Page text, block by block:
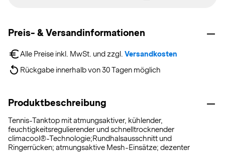
Preis- & Versandinformationen
Alle Preise inkl. MwSt. und zzgl. Versandkosten
Rückgabe innerhalb von 30 Tagen möglich
Produktbeschreibung
Tennis-Tanktop mit atmungsaktiver, kühlender,
feuchtigkeitsregulierender und schnelltrocknender
climacool®-Technologie;Rundhalsausschnitt und
Ringerrücken; atmungsaktive Mesh-Einsätze; dezenter